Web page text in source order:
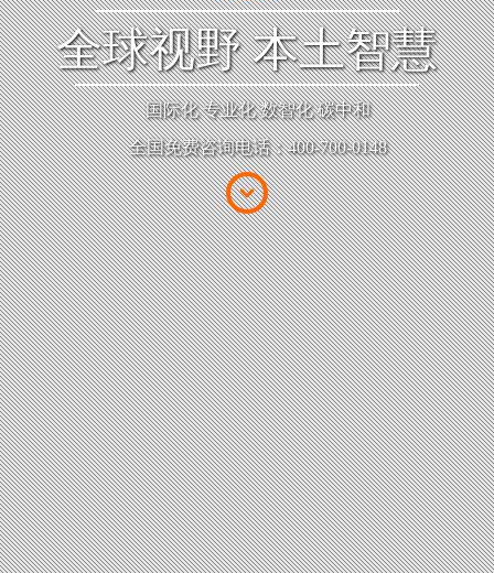
全球视野 本土智慧
国际化 专业化 数智化 碳中和
全国免费咨询电话：400-700-0148